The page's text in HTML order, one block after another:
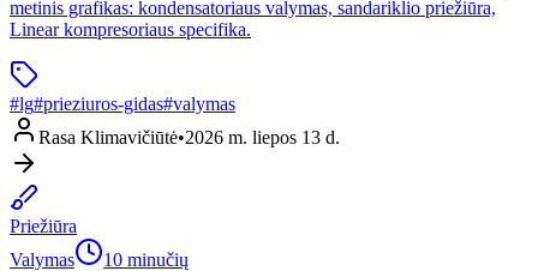
metinis grafikas: kondensatoriaus valymas, sandariklio priežiūra,
Linear kompresoriaus specifika.
#lg#prieziuros-gidas#valymas
Rasa Klimavičiūtė•2026 m. liepos 13 d.
Priežiūra
Valymas
10 minučių